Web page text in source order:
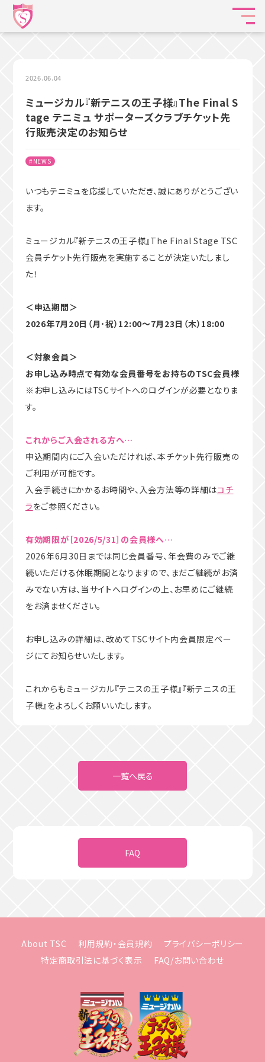
2026.06.04
ミュージカル『新テニスの王子様』The Final S
tage テニミュ サポーターズクラブチケット先
行販売決定のお知らせ
#NEWS
いつもテニミュを応援していただき、誠にありがとうござい
ます。
ミュージカル『新テニスの王子様』The Final Stage TSC
会員チケット先行販売を実施することが決定いたしまし
た！
＜申込期間＞
2026年7月20日（月･祝）12:00～7月23日（木）18:00
＜対象会員＞
お申し込み時点で有効な会員番号をお持ちのTSC会員様
※お申し込みにはTSCサイトへのログインが必要となりま
す。
これからご入会される方へ…
申込期間内にご入会いただければ、本チケット先行販売の
ご利用が可能です。
入会手続きにかかるお時間や、入会方法等の詳細はコチ
ラをご参照ください。
有効期限が［2026/5/31］の会員様へ…
2026年6月30日までは同じ会員番号、年会費のみでご継
続いただける休眠期間となりますので、まだご継続がお済
みでない方は、当サイトへログインの上、お早めにご継続
をお済ませください。
お申し込みの詳細は、改めてTSCサイト内会員限定ペー
ジにてお知らせいたします。
これからもミュージカル『テニスの王子様』『新テニスの王
子様』をよろしくお願いいたします。
一覧へ戻る
FAQ
About TSC 利用規約・会員規約
プライバシーポリシー
特定商取引法に基づく表示
FAQ/お問い合わせ